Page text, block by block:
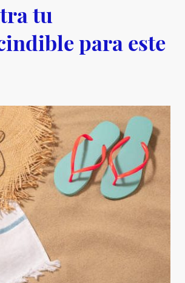
tu
para este